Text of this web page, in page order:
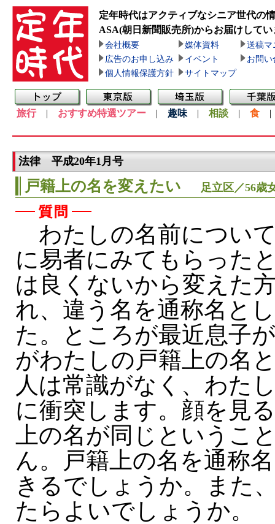
定年時代はアクティブなシニア世代の
ASA(朝日新聞販売所)からお届けしてい
会社概要 媒体資料
送稿マ
広告のお申し込み
イベント
お問い
個人情報保護方針
サイトマップ
旅行| おすすめ特選ツアー | 趣味 | 相談 | 食
法律 平成20年1月号
戸籍上の名を変えたい 足立区／56歳
わたしの名前につい
に易者にみてもらった
は良くないから変えた
れ、違う名を通称名と
た。ところが最近息子
がわたしの戸籍上の名
人は常識がなく、わた
に衝突します。顔を見
上の名が同じというこ
ん。戸籍上の名を通称
きるでしょうか。また
たらよいでしょうか。